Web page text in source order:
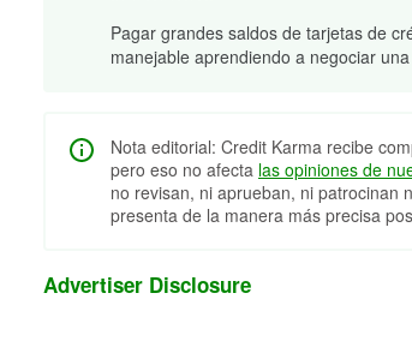
Pagar grandes saldos de tarjetas de
manejable aprendiendo a negociar
Nota editorial: Credit Karma recibe
pero eso no afecta las opiniones de
no revisan, ni aprueban, ni patrocinan
presenta de la manera más precisa
Advertiser Disclosure